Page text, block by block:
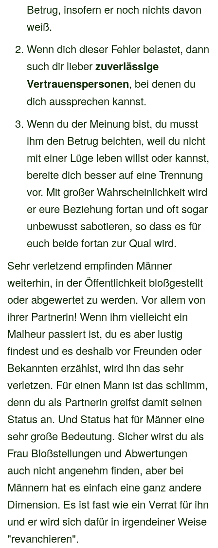
Betrug, insofern er noch nichts davon
weiß.
Wenn dich dieser Fehler belastet, dann
such dir lieberzuverlässige
Vertrauenspersonen, bei denen du
dich aussprechen kannst.
Wenn du der Meinung bist, du musst
ihm den Betrug beichten, weil du nicht
mit einer Lüge leben willst oder kannst,
bereite dich besser auf eine Trennung
vor. Mit großer Wahrscheinlichkeit wird
er eure Beziehung fortan und oft sogar
unbewusst sabotieren, so dass es für
euch beide fortan zur Qual wird.
Sehr verletzend empfinden Männer
weiterhin, in der Öffentlichkeit bloßgestellt
oder abgewertet zu werden. Vor allem von
ihrer Partnerin! Wenn ihm vielleicht ein
Malheur passiert ist, du es aber lustig
findest und es deshalb vor Freunden oder
Bekannten erzählst, wird ihn das sehr
verletzen. Für einen Mann ist das schlimm,
denn du als Partnerin greifst damit seinen
Status an. Und Status hat für Männer eine
sehr große Bedeutung. Sicher wirst du als
Frau Bloßstellungen und Abwertungen
auch nicht angenehm finden, aber bei
Männern hat es einfach eine ganz andere
Dimension. Es ist fast wie ein Verrat für ihn
und er wird sich dafür in irgendeiner Weise
"revanchieren".